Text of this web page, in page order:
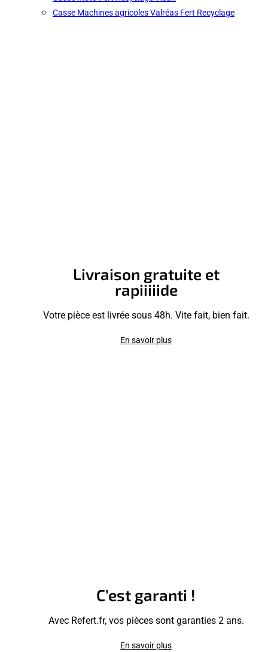
Casse Machines agricoles Valréas Fert Recyclage
Livraison gratuite et
rapiiiiide
Votre pièce est livrée sous 48h. Vite fait, bien fait.
En savoir plus
C’est garanti !
Avec Refert.fr, vos pièces sont garanties 2 ans.
En savoir plus